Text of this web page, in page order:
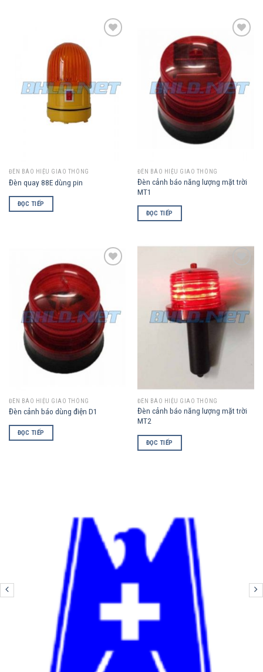
ĐÈN BÁO HIỆU GIAO THÔNG
Đèn quay 88E dùng pin
ĐỌC TIẾP
Wishlist
ĐÈN BÁO HIỆU GIAO THÔNG
Đèn cảnh báo năng lượng mặt trời
MT1
ĐỌC TIẾP
Wishlist
ĐÈN BÁO HIỆU GIAO THÔNG
Đèn cảnh báo dùng điện D1
ĐỌC TIẾP
Wishlist
ĐÈN BÁO HIỆU GIAO THÔNG
Đèn cảnh báo năng lượng mặt trời
MT2
ĐỌC TIẾP